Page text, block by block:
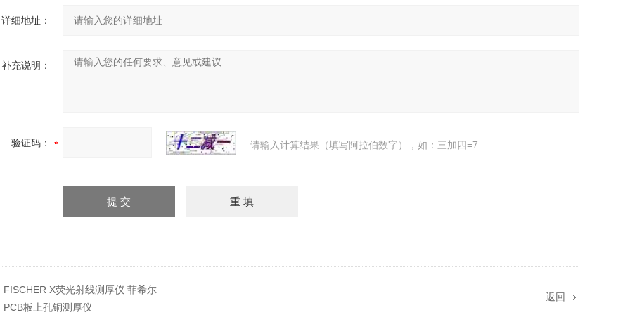
详细地址：
补充说明：
验证码： 请输入计算结果（填写阿拉伯数字），如：三加四=7
FISCHER X荧光射线测厚仪 菲希尔
PCB板上孔铜测厚仪
返回